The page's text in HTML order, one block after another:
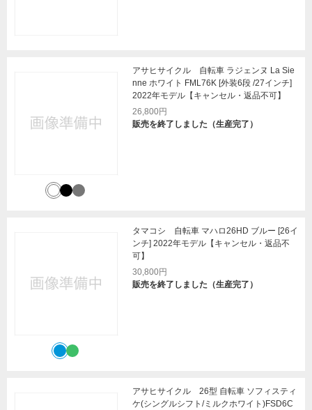
アサヒサイクル 自転車 ラジェンヌ La Sie
nne ホワイト FML76K [外装6段 /27インチ]
2022年モデル【キャンセル・返品不可】
26,800円
販売を終了しました（生産完了）
タマコシ 自転車 マハロ26HD ブルー [26イ
ンチ] 2022年モデル【キャンセル・返品不
可】
30,800円
販売を終了しました（生産完了）
アサヒサイクル 26型 自転車 ソフィスティ
ケ(シングルシフト/ミルクホワイト)FSD6C